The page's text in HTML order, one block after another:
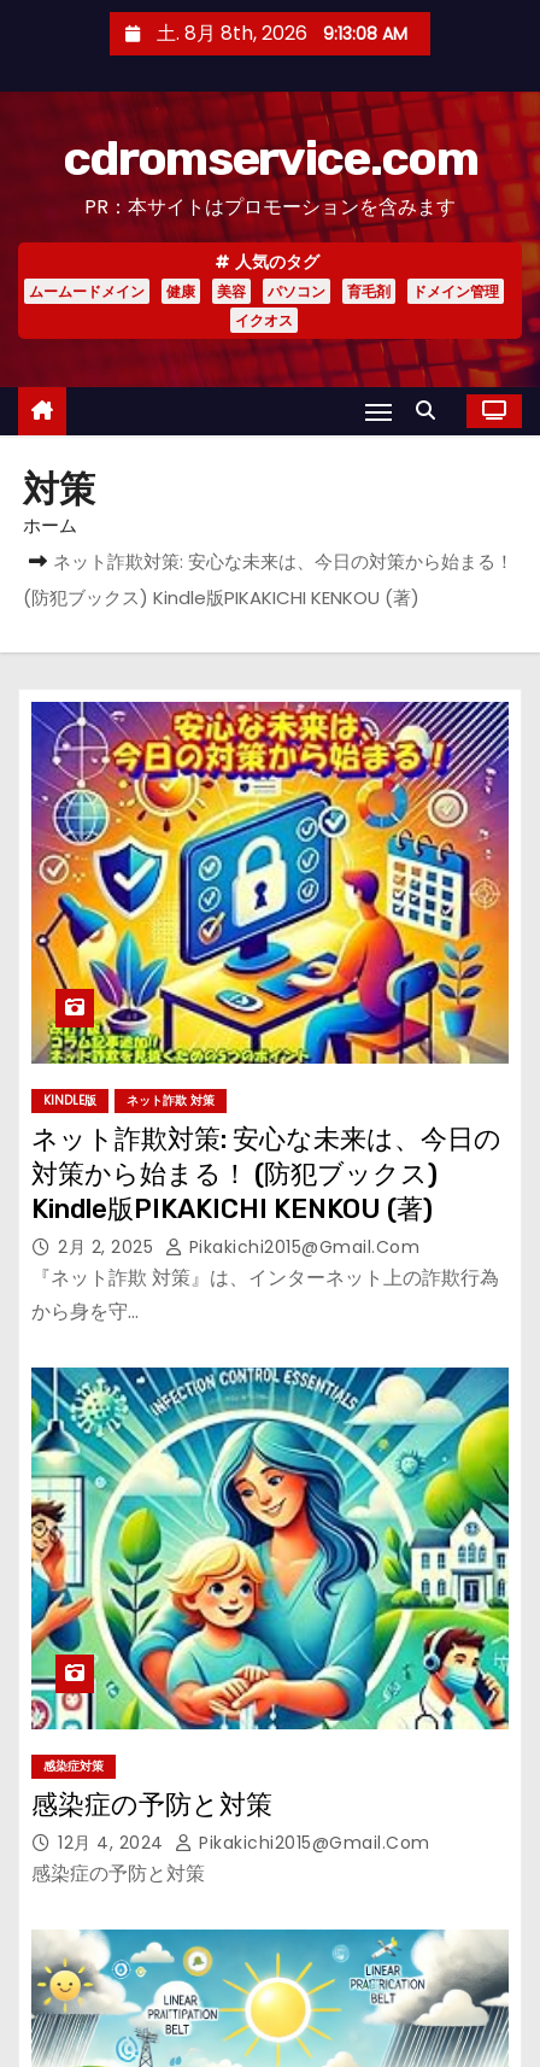
土. 8月 8th, 2026 9:13:09 AM
cdromservice.com
PR：本サイトはプロモーションを含みます
人気のタグ
ムームードメイン 健康 美容 パソコン 育毛剤
ドメイン管理
イクオス
対策
ホーム
ネット詐欺対策: 安心な未来は、今日の対策から始まる！
(防犯ブックス) Kindle版PIKAKICHI KENKOU (著)
KINDLE版 ネット詐欺 対策
ネット詐欺対策: 安心な未来は、今日の
対策から始まる！ (防犯ブックス)
Kindle版PIKAKICHI KENKOU (著)
2月 2, 2025 Pikakichi2015@gmail.com
『ネット詐欺 対策』は、インターネット上の詐欺行為
から身を守…
感染症対策
感染症の予防と対策
12月 4, 2024 Pikakichi2015@gmail.com
感染症の予防と対策